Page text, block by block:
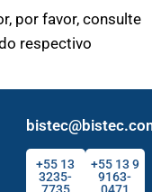
por favor, consulte
respectivo
+55 13
3235-
+55 13 9
9163-